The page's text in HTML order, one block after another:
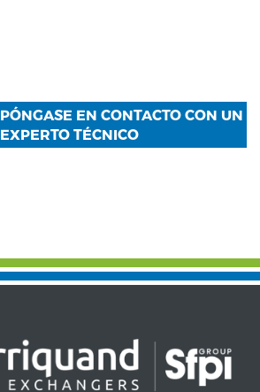
PÓNGASE EN CONTACTO CON UN
EXPERTO TÉCNICO